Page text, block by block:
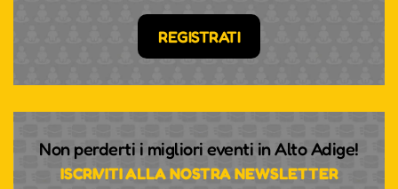
REGISTRATI
Non perderti i migliori eventi in Alto Adige!
ISCRIVITI ALLA NOSTRA NEWSLETTER